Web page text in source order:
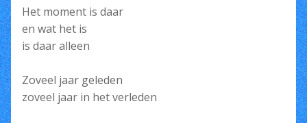
Het moment is daar
en wat het is
is daar alleen
Zoveel jaar geleden
zoveel jaar in het verleden